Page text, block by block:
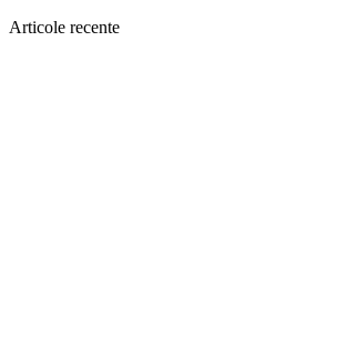
Articole recente